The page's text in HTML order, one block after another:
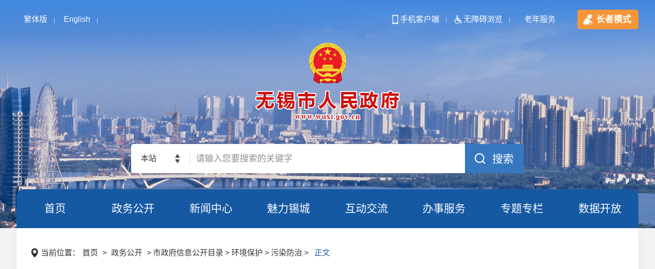
繁体版 English 手机客户端 无障碍浏览 老年服务 长者模式
本站
首页 政务公开 新闻中心 魅力锡城 互动交流 办事服务 专题专栏 数据开放
当前位置： 首页 > 政务公开 > 市政府信息公开目录 > 环境保护 > 污染防治 > 正文